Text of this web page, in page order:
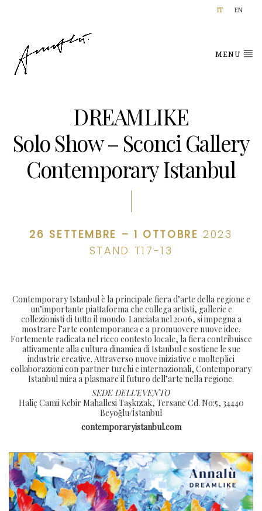
IT EN
MENU
DREAMLIKE
Solo Show – Sconci Gallery
Contemporary Istanbul
26 SETTEMBRE – 1 OTTOBRE2023
STAND T17-13
Contemporary Istanbul è la principale fiera d’arte della regione e
un’importante piattaforma che collega artisti, gallerie e
collezionisti di tutto il mondo. Lanciata nel 2006, si impegna a
mostrare l’arte contemporanea e a promuovere nuove idee.
Fortemente radicata nel ricco contesto locale, la fiera contribuisce
attivamente alla cultura dinamica di Istanbul e sostiene le sue
industrie creative. Attraverso nuove iniziative e molteplici
collaborazioni con partner turchi e internazionali, Contemporary
Istanbul mira a plasmare il futuro dell’arte nella regione.
SEDE DELL’EVENTO
Haliç Camii Kebir Mahallesi Taşkızak, Tersane Cd. No:5, 34440
Beyoğlu/İstanbul
contemporaryistanbul.com